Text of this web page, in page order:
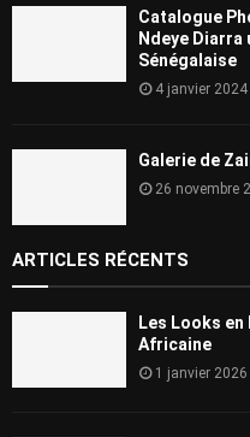
Catalogue
Ndeye
Sénégalaise
4 janvier 2024
Galerie de
26 novembre
ARTICLES RÉCENTS
Les Looks
Africaine
1 janvier 2026